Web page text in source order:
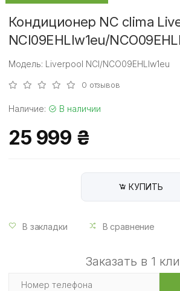
Кондиционер NC clima
NCI09EHLIw1eu/
Модель: Liverpool NCI/NCO09EHLIw1eu
0 отзывов
Наличие: В наличии
25 999 ₴
КУПИТЬ
В закладки В сравнение
Заказать в 1